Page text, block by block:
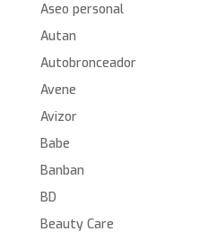
Aseo personal
Autan
Autobronceador
Avene
Avizor
Babe
Banban
BD
Beauty Care